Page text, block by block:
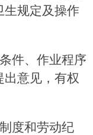
生规定及操作
件、作业程序
意见，有权
度和劳动纪